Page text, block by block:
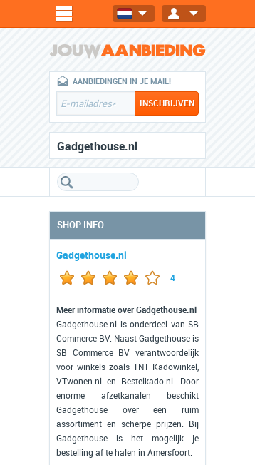
AANBIEDINGEN IN JE MAIL!
Gadgethouse.nl
SHOP INFO
Gadgethouse.nl
4
Meer informatie over Gadgethouse.nl
Gadgethouse.nl is onderdeel van SB
Commerce BV. Naast Gadgethouse is
SB Commerce BV verantwoordelijk
voor winkels zoals TNT Kadowinkel,
VTwonen.nl en Bestelkado.nl. Door
enorme afzetkanalen beschikt
Gadgethouse over een ruim
assortiment en scherpe prijzen. Bij
Gadgethouse is het mogelijk je
bestelling af te halen in Amersfoort.